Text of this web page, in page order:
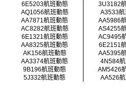
6E5203航班動態
3U3182
AQ1056航班動態
A3533航
AA7871航班動態
AA5986
AC8282航班動態
AS4255
6E1321航班動態
AC9495
AA8325航班動態
6E2151
AK156航班動態
AA5395
AA3374航班動態
4N584
9B196航班動態
AM5426
5J332航班動態
AA526